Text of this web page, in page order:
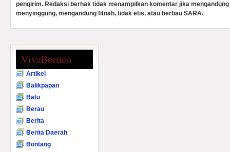
pengirim. Redaksi berhak tidak menampilkan komentar jika
menyinggung, mengandung fitnah, tidak etis, atau berbau SARA.
VivaBorneo
Artikel
Balikpapan
Batu
Berau
Berita
Berita Daerah
Bontang